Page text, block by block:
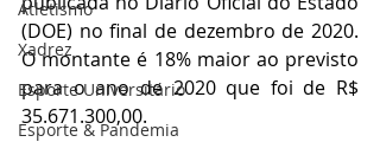
Atletismo
Xadrez
Esporte Universitário
Esporte & Pandemia
(DOE) no final de dezembro de 2020.
O montante é 18% maior ao previsto
para o ano de 2020 que foi de R$
35.671.300,00.